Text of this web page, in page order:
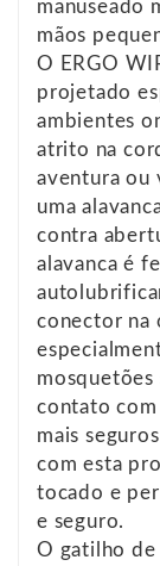
manuseado
mãos
O ERGO
projetado
ambientes
atrito na
aventura ou
uma
contra
alavanca é
conector na
mosquetões
contato
mais
com esta
tocado e
e seguro.
O gatilho de